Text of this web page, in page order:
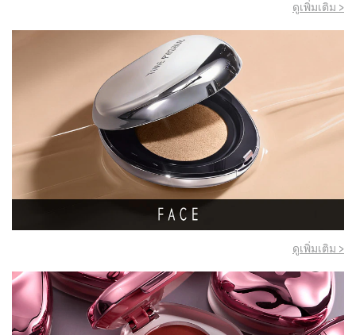
ดูเพิ่มเติม >
ดูเพิ่มเติม >